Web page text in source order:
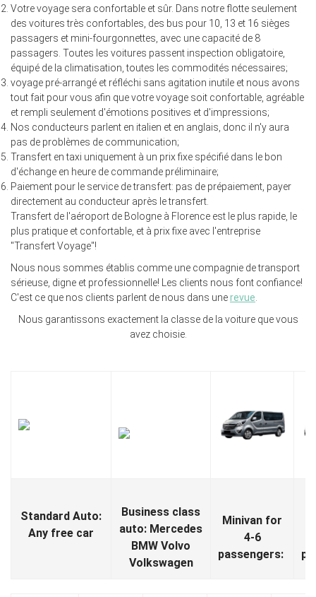
Votre voyage sera confortable et sûr. Dans notre flotte seulement
des voitures très confortables, des bus pour 10, 13 et 16 sièges
passagers et mini-fourgonnettes, avec une capacité de 8
passagers. Toutes les voitures passent inspection obligatoire,
équipé de la climatisation, toutes les commodités nécessaires;
voyage pré-arrangé et réfléchi sans agitation inutile et nous avons
tout fait pour vous afin que votre voyage soit confortable, agréable
et rempli seulement d'émotions positives et d'impressions;
Nos conducteurs parlent en italien et en anglais, donc il n'y aura
pas de problèmes de communication;
Transfert en taxi uniquement à un prix fixe spécifié dans le bon
d'échange en heure de commande préliminaire;
Paiement pour le service de transfert: pas de prépaiement, payer
directement au conducteur après le transfert.
Transfert de l'aéroport de Bologne à Florence est le plus rapide, le
plus pratique et confortable, et à prix fixe avec l'entreprise
"Transfert Voyage"!
Nous nous sommes établis comme une compagnie de transport
sérieuse, digne et professionnelle! Les clients nous font confiance!
C'est ce que nos clients parlent de nous dans unerevue
Nous garantissons exactement la classe de la voiture que vous
avez choisie.
Standard Auto:
Any free car
Business class
auto: Mercedes
BMW Volvo
Volkswagen
Minivan for
4-6
passengers: